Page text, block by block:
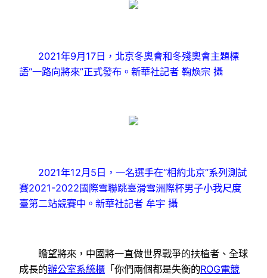
2021年9月17日，北京冬奧會和冬殘奧會主題標
語“一路向將來”正式發布。新華社記者 鞠煥宗 攝
2021年12月5日，一名選手在“相約北京”系列測試
賽2021-2022國際雪聯跳臺滑雪洲際杯男子小我尺度
臺第二站競賽中。新華社記者 牟宇 攝
瞻望將來，中國將一直做世界戰爭的扶植者、全球
成長的辦公室系統櫃 「你們兩個都是失衡的ROG電競